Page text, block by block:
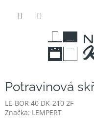
Potravinová
LE-BOR 40 DK-210 2F
Značka: LEMPERT